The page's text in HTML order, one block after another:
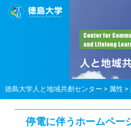
徳島大学人と地域共創センター > 属性 >
停電に伴うホームペー